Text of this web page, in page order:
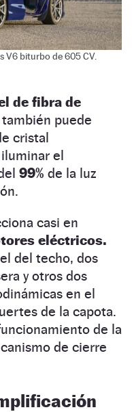
V6 biturbo de 605 CV.
de fibra de
puede
cristal
el
99% de la luz
casi en
eléctricos.
del techo, dos
y otros dos
en el
de la capota.
de la
de cierre